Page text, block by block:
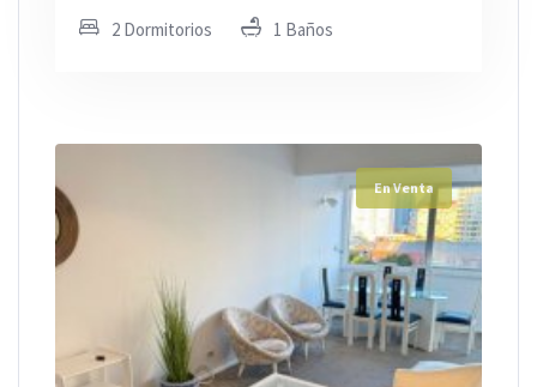
2 Dormitorios 1 Baños
En Venta